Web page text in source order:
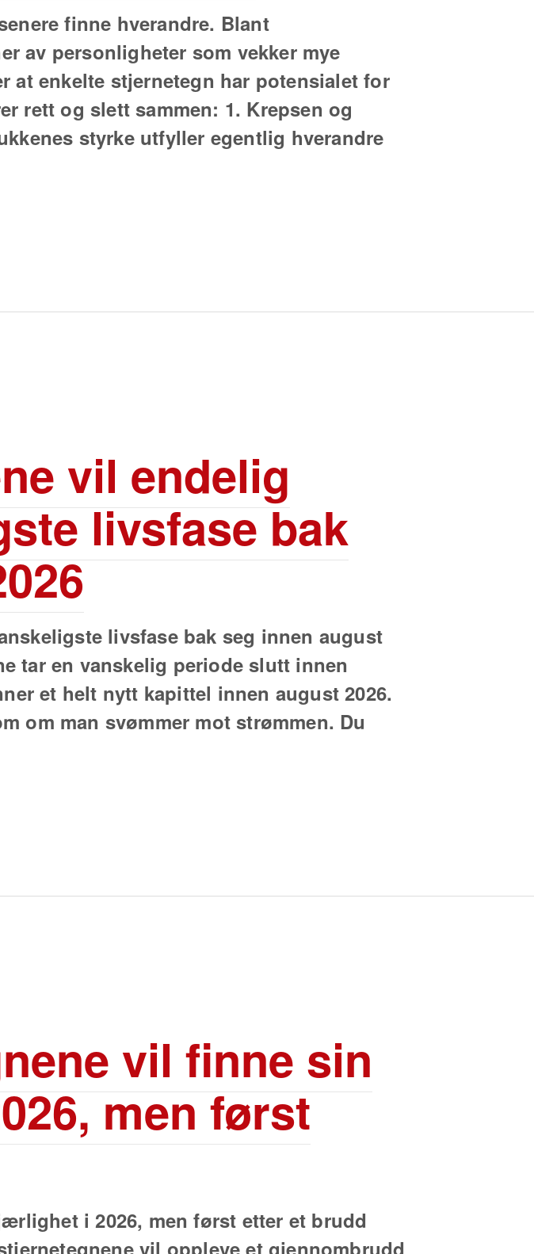
finne hverandre. Blant
av personligheter som vekker mye
at enkelte stjernetegn har potensialet for
rett og slett sammen: 1. Krepsen og
styrke utfyller egentlig hverandre
vil endelig
livsfase bak
livsfase bak seg innen august
tar en vanskelig periode slutt innen
et helt nytt kapittel innen august 2026.
om man svømmer mot strømmen. Du
vil finne sin
men først
i 2026, men først etter et brudd
vil oppleve et gjennombrudd